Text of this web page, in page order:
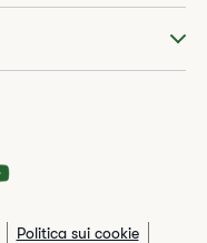
Politica sui cookie